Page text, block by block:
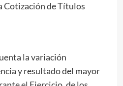
Cotización de Títulos
la variación
y resultado del mayor